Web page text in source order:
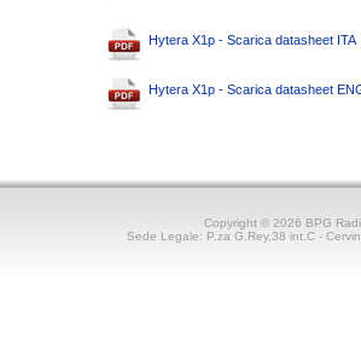
Hytera X1p - Scarica datasheet ITA
Hytera X1p - Scarica datasheet
Copyright © 2026 BPG
Sede Legale: P.za G.Rey,38 int.C -